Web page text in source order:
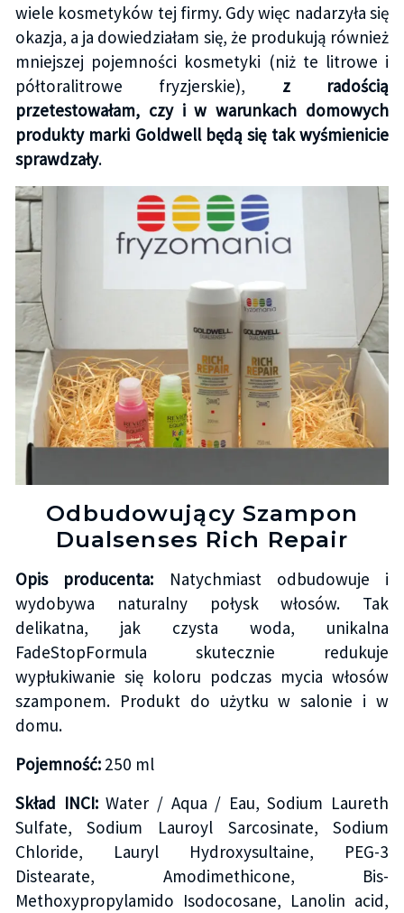
wiele kosmetyków tej firmy. Gdy więc nadarzyła się
okazja, a ja dowiedziałam się, że produkują również
mniejszej pojemności kosmetyki (niż te litrowe i
półtoralitrowe fryzjerskie), z radością
przetestowałam, czy i w warunkach domowych
produkty marki Goldwell będą się tak wyśmienicie
sprawdzały.
Odbudowujący Szampon
Dualsenses Rich Repair
Opis producenta: Natychmiast odbudowuje i
wydobywa naturalny połysk włosów. Tak
delikatna, jak czysta woda, unikalna
FadeStopFormula skutecznie redukuje
wypłukiwanie się koloru podczas mycia włosów
szamponem. Produkt do użytku w salonie i w
domu.
Pojemność:250 ml
Skład INCI:Water / Aqua / Eau, Sodium Laureth
Sulfate, Sodium Lauroyl Sarcosinate, Sodium
Chloride, Lauryl Hydroxysultaine, PEG-3
Distearate, Amodimethicone, Bis-
Methoxypropylamido Isodocosane, Lanolin acid,